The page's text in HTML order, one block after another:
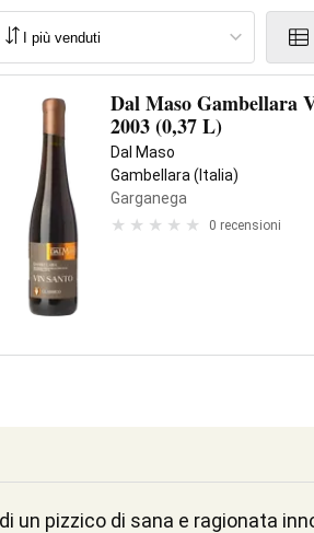
Dal Maso Gambellara
2003 (0,37 L)
Dal Maso
Gambellara (Italia)
Garganega
0 recensioni
un pizzico di sana e ragionata